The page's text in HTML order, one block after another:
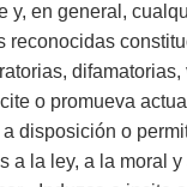
en general,
o promueva
disposición o
a la ley, a la moral